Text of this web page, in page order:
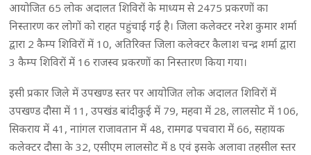
आयोजित 65 लोक अदालत शिविराें के माध्यम से 2475 प्रकरणों का
निस्तारण कर लोगों को राहत पहुंचाई गई है। जिला कलेक्टर नरेश कुमार शर्मा
द्वारा 2 कैम्प शिविरों में 10, अतिरिक्त जिला कलेक्टर कैलाश चन्द्र शर्मा द्वारा
3 कैम्प शिविरों में 16 राजस्व प्रकरणों का निस्तारण किया गया।
इसी प्रकार जिले में उपखण्ड स्तर पर आयोजित लोक अदालत शिविरों में
उपखण्ड दौसा में 11, उपखंड बांदीकुई में 79, महवा में 28, लालसोट में 106,
सिकराय में 41, नाांगल राजावतान में 48, रामगढ पचवारा में 66, सहायक
कलेक्टर दौसा के 32, एसीएम लालसोट में 8 एवं इसके अलावा तहसील स्तर